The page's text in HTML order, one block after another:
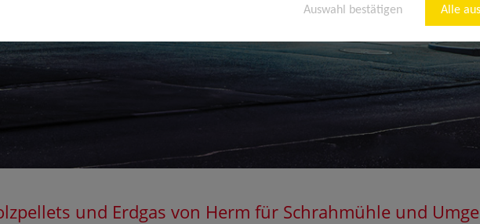
Auswahl bestätigen Alle
und Erdgas von Herm für Schrahmühle und